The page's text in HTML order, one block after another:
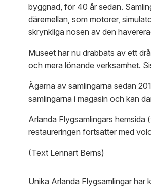
byggnad, för 40 år sedan.
däremellan, som motorer,
skrynkliga nosen av den
Museet har nu drabbats av ett
och mera lönande verksamhet.
Ägarna av samlingarna sedan
samlingarna i magasin och kan
Arlanda Flygsamlingars
restaureringen fortsätter med
(Text Lennart Berns)
Unika Arlanda Flygsamlingar